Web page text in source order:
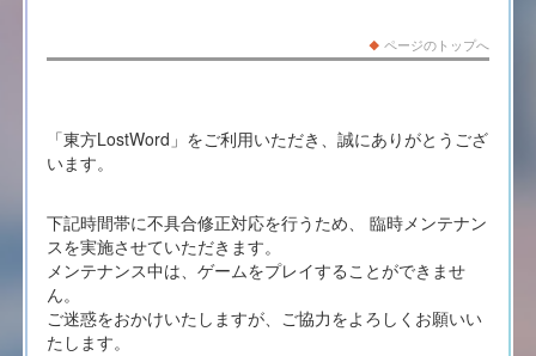
ページのトップへ
「東方LostWord」をご利用いただき、誠にありがとうござ
います。
下記時間帯に不具合修正対応を行うため、 臨時メンテナン
スを実施させていただきます。
メンテナンス中は、ゲームをプレイすることができませ
ん。
ご迷惑をおかけいたしますが、ご協力をよろしくお願いい
たします。